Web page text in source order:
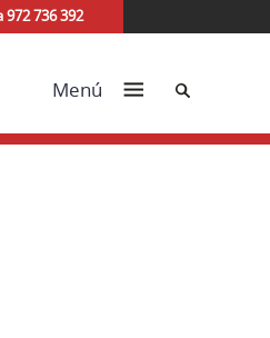
736 392
Menú Cerca